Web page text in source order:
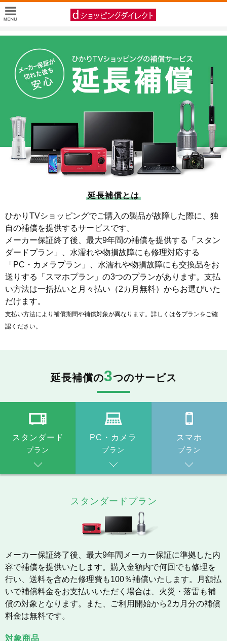
延長補償とは
ひかりTVショッピングでご購入の製品が故障した際に、独
自の補償を提供するサービスです。
メーカー保証終了後、最大9年間の補償を提供する「スタン
ダードプラン」、水濡れや物損故障にも修理対応する
「PC・カメラプラン」、水濡れや物損故障にも交換品をお
送りする「スマホプラン」の3つのプランがあります。支払
い方法は一括払いと月々払い（2カ月無料）からお選びいた
だけます。
支払い方法により補償期間や補償対象が異なります。詳しくは各プランをご確
認ください。
延長補償の3つのサービス
スタンダード
プラン
PC・カメラ
プラン
スマホ
プラン
スタンダードプラン
メーカー保証終了後、最大9年間メーカー保証に準拠した内
容で補償を提供いたします。購入金額内で何回でも修理を
行い、送料を含めた修理費も100％補償いたします。月額払
いで補償料金をお支払いいただく場合は、火災・落雷も補
償の対象となります。また、ご利用開始から2カ月分の補償
料金は無料です。
対象商品